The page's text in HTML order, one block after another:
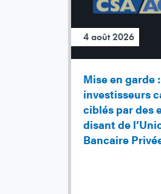
4 août 2026
Mise en garde
investisseurs
ciblés par des
disant de
Bancaire